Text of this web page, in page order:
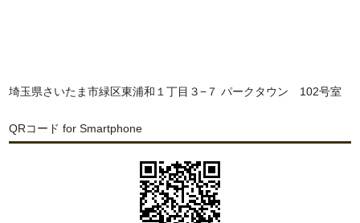
埼玉県さいたま市緑区東浦和１丁目３−７ パークタウン 102号室
QRコード for Smartphone